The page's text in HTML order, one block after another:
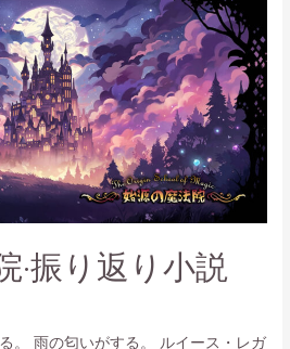
·振り返り小説
。 雨の匂いがする。 ルイース・レガ